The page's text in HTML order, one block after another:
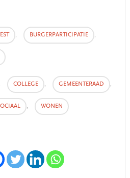
, BURGERPARTICIPATIE ,
COLLEGE , GEMEENTERAAD ,
, WONEN